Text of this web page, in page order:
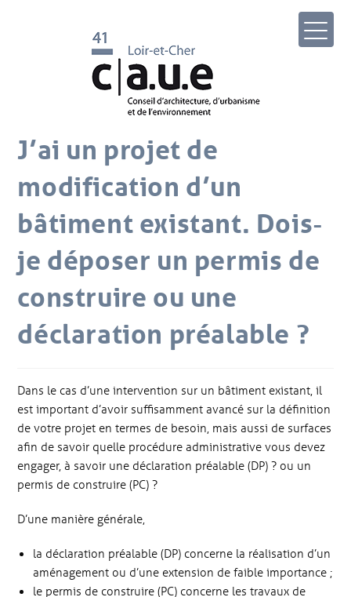
J’ai un projet de
modification d’un
bâtiment existant. Dois-
je déposer un permis de
construire ou une
déclaration préalable ?
Dans le cas d’une intervention sur un bâtiment existant, il
est important d’avoir suffisamment avancé sur la définition
de votre projet en termes de besoin, mais aussi de surfaces
afin de savoir quelle procédure administrative vous devez
engager, à savoir une déclaration préalable (DP) ? ou un
permis de construire (PC) ?
D’une manière générale,
la déclaration préalable (DP) concerne la réalisation d’un
aménagement ou d’une extension de faible importance ;
le permis de construire (PC) concerne les travaux de